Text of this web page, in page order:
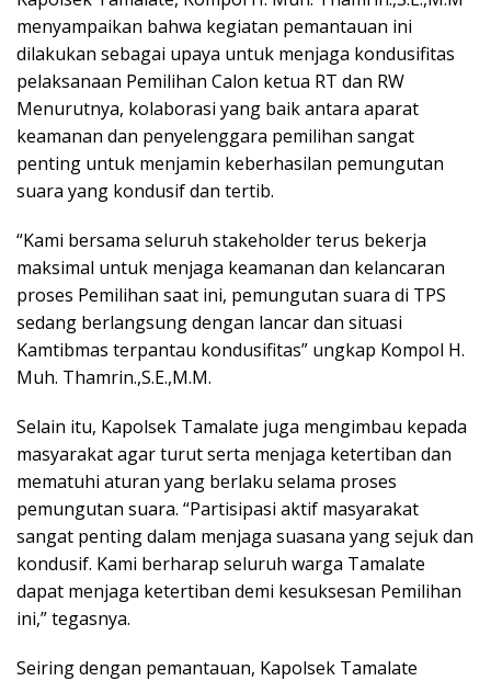
menyampaikan bahwa kegiatan pemantauan ini
dilakukan sebagai upaya untuk menjaga kondusifitas
pelaksanaan Pemilihan Calon ketua RT dan RW
Menurutnya, kolaborasi yang baik antara aparat
keamanan dan penyelenggara pemilihan sangat
penting untuk menjamin keberhasilan pemungutan
suara yang kondusif dan tertib.
“Kami bersama seluruh stakeholder terus bekerja
maksimal untuk menjaga keamanan dan kelancaran
proses Pemilihan saat ini, pemungutan suara di TPS
sedang berlangsung dengan lancar dan situasi
Kamtibmas terpantau kondusifitas” ungkap Kompol H.
Muh. Thamrin.,S.E.,M.M.
Selain itu, Kapolsek Tamalate juga mengimbau kepada
masyarakat agar turut serta menjaga ketertiban dan
mematuhi aturan yang berlaku selama proses
pemungutan suara. “Partisipasi aktif masyarakat
sangat penting dalam menjaga suasana yang sejuk dan
kondusif. Kami berharap seluruh warga Tamalate
dapat menjaga ketertiban demi kesuksesan Pemilihan
ini,” tegasnya.
Seiring dengan pemantauan, Kapolsek Tamalate